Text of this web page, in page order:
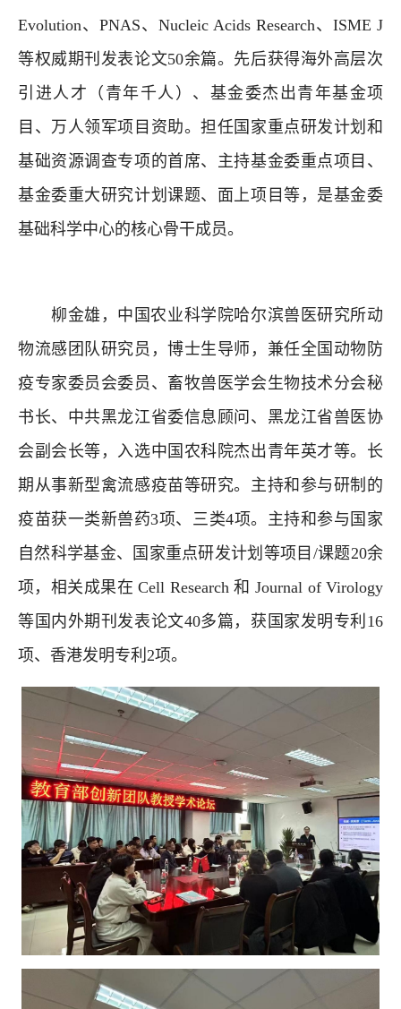
Evolution、PNAS、Nucleic Acids Research、ISME J
等权威期刊发表论文50余篇。先后获得海外高层次
引进人才（青年千人）、基金委杰出青年基金项
目、万人领军项目资助。担任国家重点研发计划和
基础资源调查专项的首席、主持基金委重点项目、
基金委重大研究计划课题、面上项目等，是基金委
基础科学中心的核心骨干成员。
柳金雄，中国农业科学院哈尔滨兽医研究所动
物流感团队研究员，博士生导师，兼任全国动物防
疫专家委员会委员、畜牧兽医学会生物技术分会秘
书长、中共黑龙江省委信息顾问、黑龙江省兽医协
会副会长等，入选中国农科院杰出青年英才等。长
期从事新型禽流感疫苗等研究。主持和参与研制的
疫苗获一类新兽药3项、三类4项。主持和参与国家
自然科学基金、国家重点研发计划等项目/课题20余
项，相关成果在 Cell Research 和 Journal of Virology
等国内外期刊发表论文40多篇，获国家发明专利16
项、香港发明专利2项。